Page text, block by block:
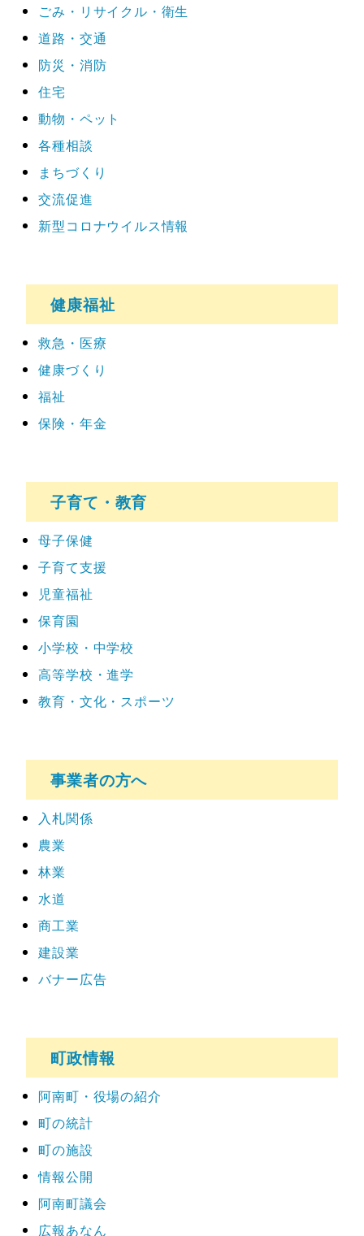
ごみ・リサイクル・衛生
道路・交通
防災・消防
住宅
動物・ペット
各種相談
まちづくり
交流促進
新型コロナウイルス情報
健康福祉
救急・医療
健康づくり
福祉
保険・年金
子育て・教育
母子保健
子育て支援
児童福祉
保育園
小学校・中学校
高等学校・進学
教育・文化・スポーツ
事業者の方へ
入札関係
農業
林業
水道
商工業
建設業
バナー広告
町政情報
阿南町・役場の紹介
町の統計
町の施設
情報公開
阿南町議会
広報あなん